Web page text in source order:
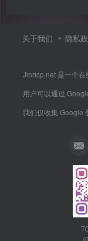
关于我们 隐私
Jinricp.net 是一个在
用户可以通过
我们仅收集 Google